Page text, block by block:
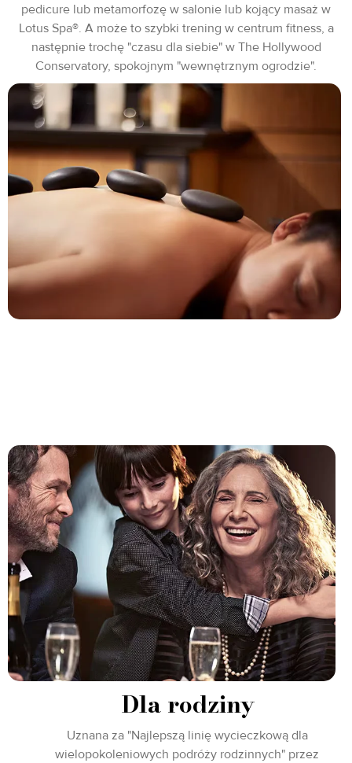
pedicure lub metamorfozę w salonie lub kojący masaż w
Lotus Spa®. A może to szybki trening w centrum fitness, a
następnie trochę "czasu dla siebie" w The Hollywood
Conservatory, spokojnym "wewnętrznym ogrodzie".
Dla rodziny
Uznana za "Najlepszą linię wycieczkową dla
wielopokoleniowych podróży rodzinnych" przez